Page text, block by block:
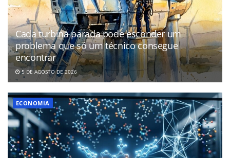
Cada turbina parada pode esconder um
problema que só um técnico consegue
encontrar
5 DE AGOSTO DE 2026
ECONOMIA